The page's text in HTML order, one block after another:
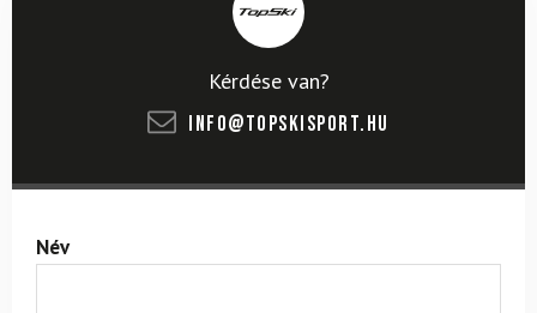
Kérdése van?
info@topskisport.hu
Név